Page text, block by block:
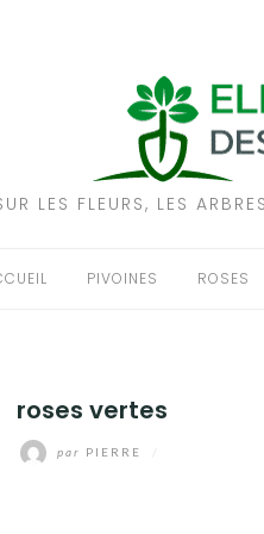
LES FLEURS, LES
PIVOINES ROSES
roses vertes
par PIERRE